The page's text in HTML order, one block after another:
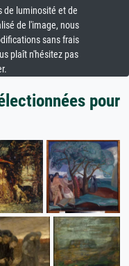
de luminosité et de
de l'image, nous
sans frais
plaît n'hésitez pas
pour